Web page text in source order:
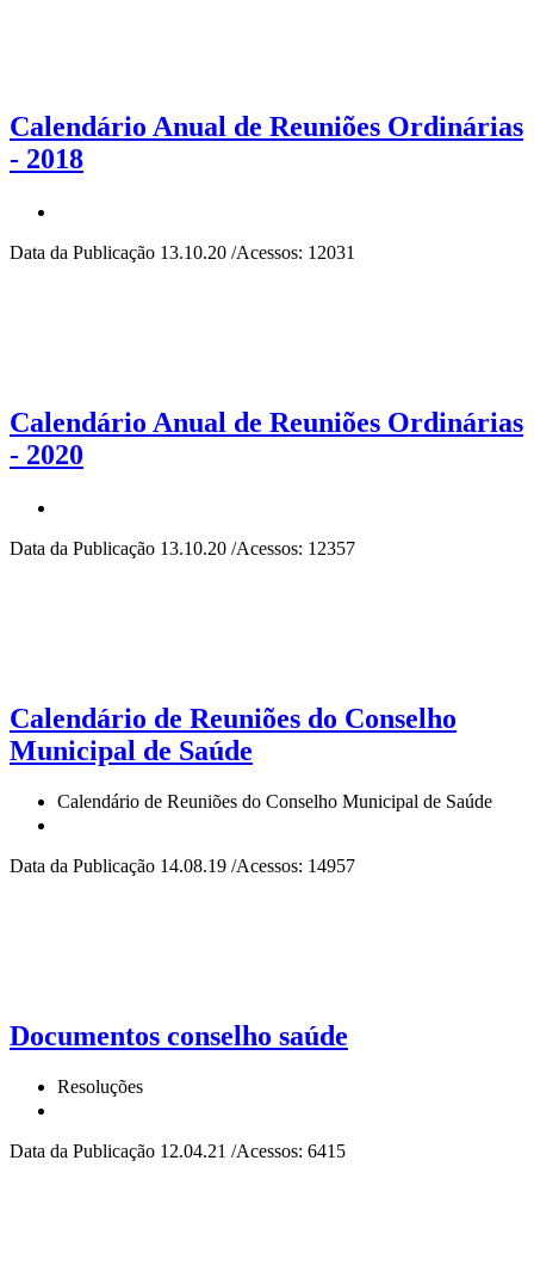
Calendário Anual de Reuniões Ordinárias
- 2018
Data da Publicação 13.10.20 /Acessos: 12031
Calendário Anual de Reuniões Ordinárias
- 2020
Data da Publicação 13.10.20 /Acessos: 12357
Calendário de Reuniões do Conselho
Municipal de Saúde
Calendário de Reuniões do Conselho Municipal de Saúde
Data da Publicação 14.08.19 /Acessos: 14957
Documentos conselho saúde
Resoluções
Data da Publicação 12.04.21 /Acessos: 6415